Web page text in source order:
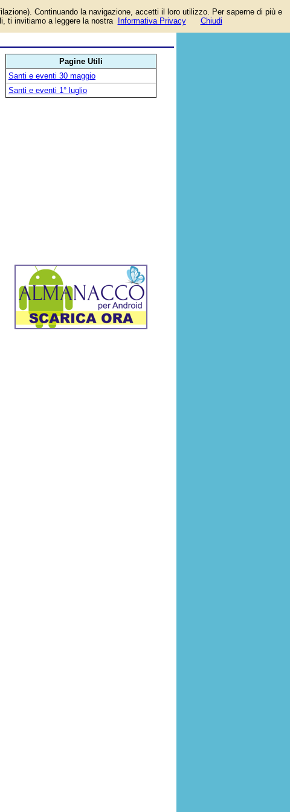
Pagine Utili
Santi e eventi 30 maggio
Santi e eventi 1° luglio
Continuando la navigazione, accetti il loro utilizzo. Per saperne di più e
ti invitiamo a leggere la nostra
Informativa Privacy Chiudi